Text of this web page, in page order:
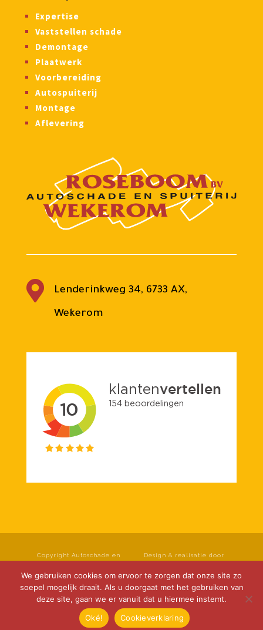
Expertise
Vaststellen schade
Demontage
Plaatwerk
Voorbereiding
Autospuiterij
Montage
Aflevering

Lenderinkweg 34, 6733 AX,
Wekerom
Copyright Autoschade en
rechten voorbehouden.
Privacyverklaring |
Cookieverklaring
Disclaimer
Design & realisatie door
Klok Media
We gebruiken cookies om ervoor te zorgen dat onze site zo
soepel mogelijk draait. Als u doorgaat met het gebruiken van
deze site, gaan we er vanuit dat u hiermee instemt.
Oké!
Cookieverklaring